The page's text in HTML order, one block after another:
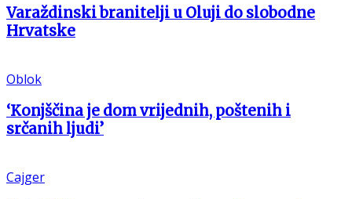
Varaždinski branitelji u Oluji do slobodne
Hrvatske
Oblok
‘Konjščina je dom vrijednih, poštenih i
srčanih ljudi’
Cajger